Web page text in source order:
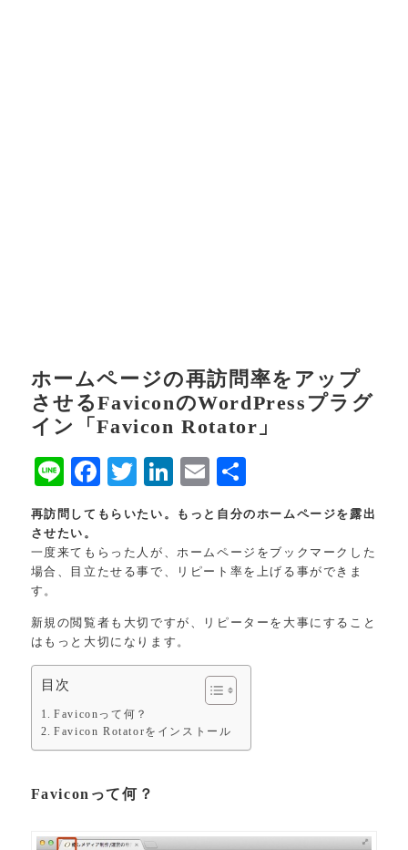
ホームページの再訪問率をアップ
させるFaviconのWordPressプラグ
イン「Favicon Rotator」
LineFacebook
Twitter
LinkedIn
Email
有
再訪問してもらいたい。もっと自分のホームページを露出
させたい。
一度来てもらった人が、ホームページをブックマークした
場合、目立たせる事で、リピート率を上げる事ができま
す。
新規の閲覧者も大切ですが、リピーターを大事にすること
はもっと大切になります。
目次
Faviconって何？
Favicon Rotatorをインストール
Faviconって何？